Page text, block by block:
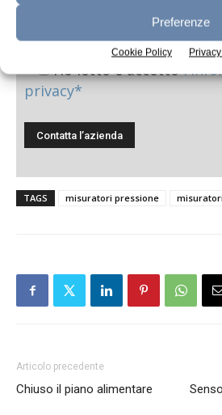
Preferenze
Cookie Policy
Ho letto e accetto
privacy*
TAGS misuratori pressione
Articolo precedente
Chiuso il piano alimentare